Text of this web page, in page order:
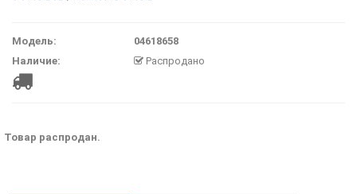
Модель:
04618658
Наличие:
Распродано
Товар распродан.